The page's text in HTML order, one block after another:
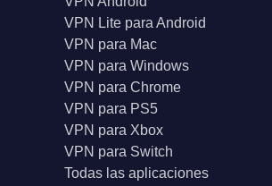
VPN Lite para Android
VPN para Mac
VPN para Windows
VPN para Chrome
VPN para PS5
VPN para Xbox
VPN para Switch
Todas las aplicaciones